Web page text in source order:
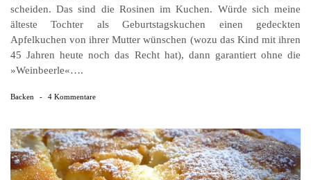
scheiden. Das sind die Rosinen im Kuchen. Würde sich meine
älteste Tochter als Geburtstagskuchen einen gedeckten
Apfelkuchen von ihrer Mutter wünschen (wozu das Kind mit ihren
45 Jahren heute noch das Recht hat), dann garantiert ohne die
»Weinbeerle«….
Backen - 4 Kommentare